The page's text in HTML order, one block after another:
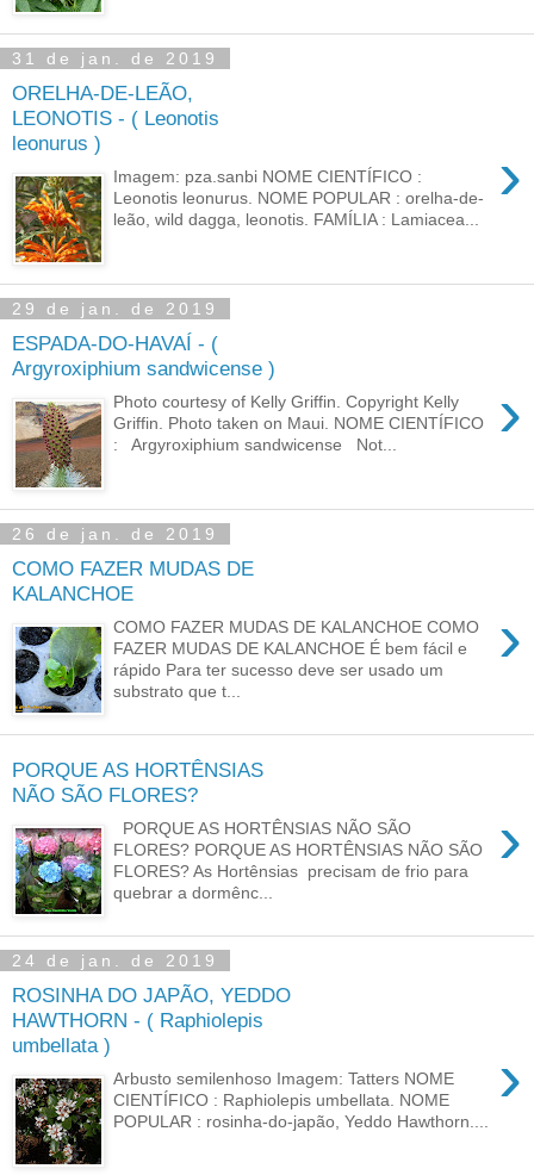
31 de jan. de 2019
ORELHA-DE-LEÃO,
LEONOTIS - ( Leonotis
leonurus )
›
Imagem: pza.sanbi NOME CIENTÍFICO :
Leonotis leonurus. NOME POPULAR : orelha-de-
leão, wild dagga, leonotis. FAMÍLIA : Lamiacea...
29 de jan. de 2019
ESPADA-DO-HAVAÍ - (
Argyroxiphium sandwicense )
›
Photo courtesy of Kelly Griffin. Copyright Kelly
Griffin. Photo taken on Maui. NOME CIENTÍFICO
: Argyroxiphium sandwicense Not...
26 de jan. de 2019
COMO FAZER MUDAS DE
KALANCHOE
›
COMO FAZER MUDAS DE KALANCHOE COMO
FAZER MUDAS DE KALANCHOE É bem fácil e
rápido Para ter sucesso deve ser usado um
substrato que t...
PORQUE AS HORTÊNSIAS
NÃO SÃO FLORES?
›
PORQUE AS HORTÊNSIAS NÃO SÃO
FLORES? PORQUE AS HORTÊNSIAS NÃO SÃO
FLORES? As Hortênsias precisam de frio para
quebrar a dormênc...
24 de jan. de 2019
ROSINHA DO JAPÃO, YEDDO
HAWTHORN - ( Raphiolepis
umbellata )
›
Arbusto semilenhoso Imagem: Tatters NOME
CIENTÍFICO : Raphiolepis umbellata. NOME
POPULAR : rosinha-do-japão, Yeddo Hawthorn....